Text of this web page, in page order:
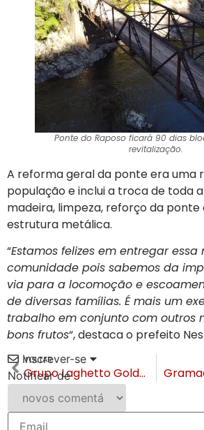
Ponte do Raposo ficará 90 dias
revitalização.
A reforma geral da ponte era uma
população e inclui a troca de toda
madeira, limpeza, reforço da ponte
estrutura metálica.
“Estamos felizes em entregar
comunidade pois sabemos da
via para a locomoção e
de diversas famílias. É mais um
trabalho em conjunto com outros
bons frutos“, destaca o prefeito
VOLTAR
Grupo Laghetto Golden supera 600 milhões de VGV em 2023
Inscrever-se
Notificar de